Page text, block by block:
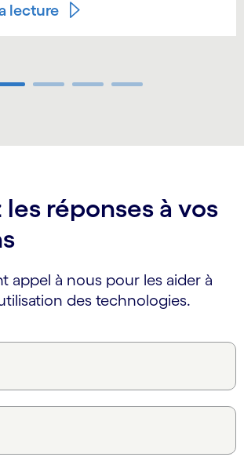
lecture
réponses à vos
appel à nous pour les aider à
des technologies.